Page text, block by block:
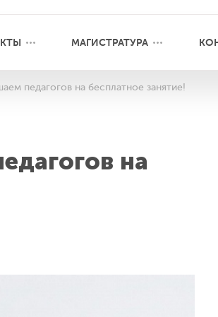
МАГИСТРАТУРА
педагогов на бесплатное занятие!
на